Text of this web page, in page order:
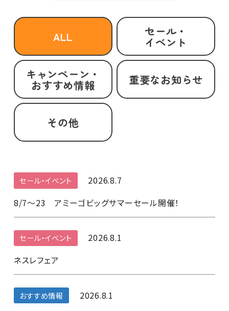
ALL セール・
イベント
キャンペーン・
おすすめ情報 重要なお知らせ
その他
セール・イベント
2026.8.7
8/7～23 アミーゴビッグサマーセール開催！
セール・イベント
2026.8.1
ネスレフェア
おすすめ情報
2026.8.1